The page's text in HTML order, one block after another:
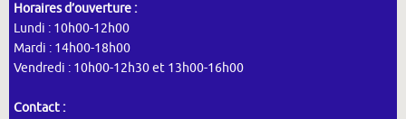
Horaires d’ouverture :
Lundi : 10h00-12h00
Mardi : 14h00-18h00
Vendredi : 10h00-12h30 et 13h00-16h00
Contact :